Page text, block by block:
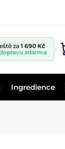
za1 690 Kč
zdarma
Ingredience